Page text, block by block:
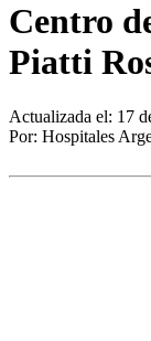
Centro
Piatti
Actualizada el: 17
Por: Hospitales